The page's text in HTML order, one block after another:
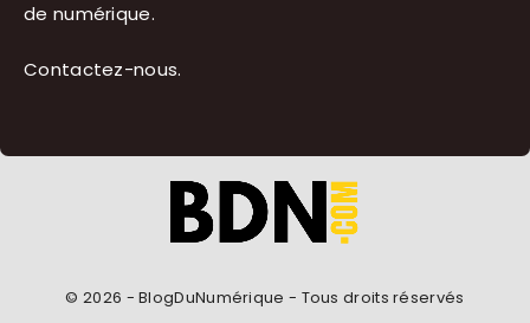
de numérique.
Contactez-nous.
© 2026 - BlogDuNumérique - Tous droits réservés